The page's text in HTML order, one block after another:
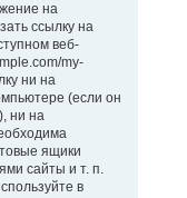
на
ссылку на
веб-
my-
ни на
(если он
ни на
ящики
сайты и т. п.
в